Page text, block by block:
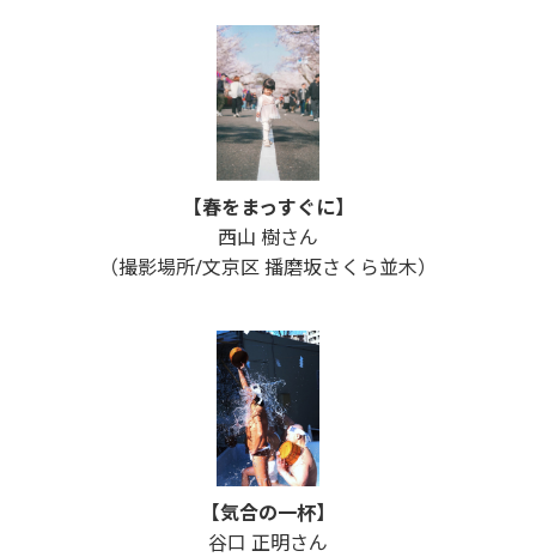
【春をまっすぐに】
西山 樹さん
（撮影場所/文京区 播磨坂さくら並木）
【気合の一杯】
谷口 正明さん